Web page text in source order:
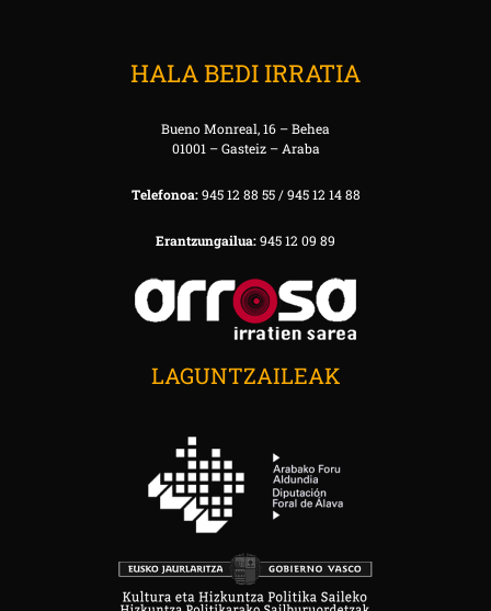
HALA BEDI IRRATIA
Bueno Monreal, 16 – Behea
01001 – Gasteiz – Araba
Telefonoa:945 12 88 55 / 945 12 14 88
Erantzungailua:945 12 09 89
LAGUNTZAILEAK